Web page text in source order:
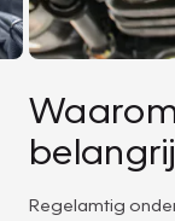
Regelamtig